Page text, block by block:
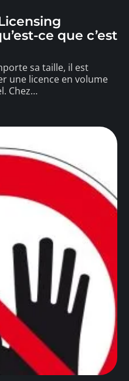
ce que c’est
sa taille, il est
une licence en volume
Chez…